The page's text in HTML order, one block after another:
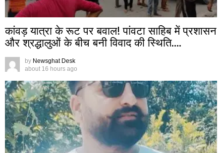
कांवड़ यात्रा के रूट पर बवाल! पांवटा साहिब में प्रशासन
और श्रद्धालुओं के बीच बनी विवाद की स्थिति….
by Newsghat Desk
about 16 hours ago